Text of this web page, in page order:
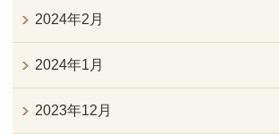
2024年2月
2024年1月
2023年12月